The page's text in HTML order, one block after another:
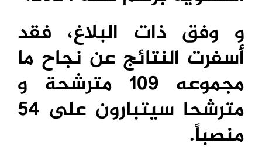
و وفق ذات البلاغ، فقد
أسفرت النتائج عن نجاح ما
مجموعه 109 مترشحة و
مترشحا سيتبارون على 54
منصباً.